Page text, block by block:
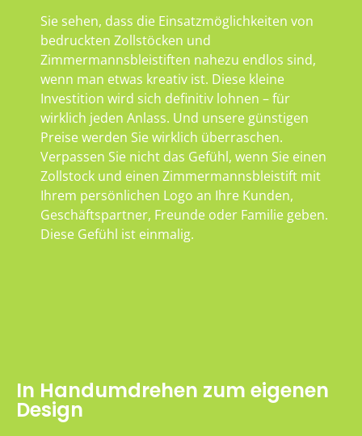
Sie sehen, dass die Einsatzmöglichkeiten von
bedruckten Zollstöcken und
Zimmermannsbleistiften nahezu endlos sind,
wenn man etwas kreativ ist. Diese kleine
Investition wird sich definitiv lohnen – für
wirklich jeden Anlass. Und unsere günstigen
Preise werden Sie wirklich überraschen.
Verpassen Sie nicht das Gefühl, wenn Sie einen
Zollstock und einen Zimmermannsbleistift mit
Ihrem persönlichen Logo an Ihre Kunden,
Geschäftspartner, Freunde oder Familie geben.
Diese Gefühl ist einmalig.
In Handumdrehen zum eigenen
Design